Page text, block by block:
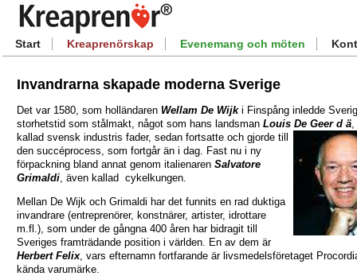
Start Kreaprenörskap Evenemang och möten
Invandrarna skapade moderna Sverige
Det var 1580, som holländaren Wellam De Wijki Finspång inledde
storhetstid som stålmakt, något som hans landsman Louis De Geer d ä
kallad svensk industris fader, sedan fortsatte och gjorde till
den succéprocess, som fortgår än i dag. Fast nu i ny
förpackning bland annat genom italienaren Salvatore
Grimaldi , även kallad cykelkungen.
Mellan De Wijk och Grimaldi har det funnits en rad duktiga
invandrare (entreprenörer, konstnärer, artister, idrottare
m.fl.), som under de gångna 400 åren har bidragit till
Sveriges framträdande position i världen. En av dem är
Herbert Felix, vars efternamn fortfarande är livsmedelsföretaget
kända varumärke.